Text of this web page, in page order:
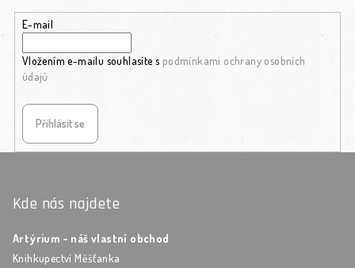
E-mail
Vložením e-mailu souhlasíte s podmínkami ochrany osobních
údajů
Přihlásit se
Kde nás najdete
Artýrium - náš vlastní obchod
Knihkupectví Měšťanka